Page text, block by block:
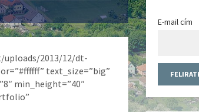
uploads/2013/12/dt-
text_size=”big”
min_height=”40″
E-mail cím